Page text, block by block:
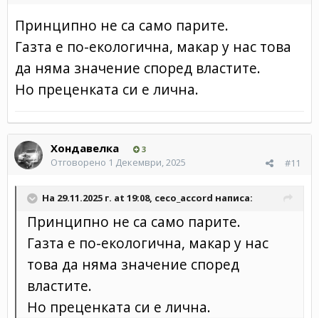
Принципно не са само парите.
Газта е по-екологична, макар у нас това
да няма значение според властите.
Но преценката си е лична.
Хондавелка 3
#11
Отговорено 1 Декември, 2025
На 29.11.2025 г. at 19:08, ceco_accord написа:
Принципно не са само парите.
Газта е по-екологична, макар у нас
това да няма значение според
властите.
Но преценката си е лична.